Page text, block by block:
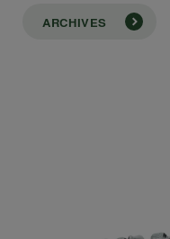
ARCHIVES